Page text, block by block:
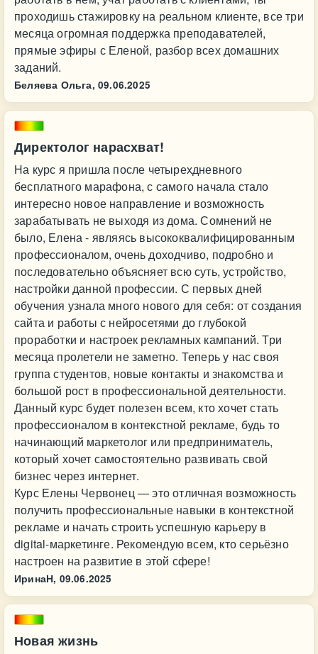
проходишь стажировку на реальном клиенте, все три
месяца огромная поддержка преподавателей,
прямые эфиры с Еленой, разбор всех домашних
заданий.
Беляева Ольга, 09.06.2025
Директолог нарасхват!
На курс я пришла после четырехдневного
бесплатного марафона, с самого начала стало
интересно новое направление и возможность
зарабатывать не выходя из дома. Сомнений не
было, Елена - являясь высококвалифицированным
профессионалом, очень доходчиво, подробно и
последовательно объясняет всю суть, устройство,
настройки данной профессии. С первых дней
обучения узнала много нового для себя: от создания
сайта и работы с нейросетями до глубокой
проработки и настроек рекламных кампаний. Три
месяца пролетели не заметно. Теперь у нас своя
группа студентов, новые контакты и знакомства и
большой рост в профессиональной деятельности.
Данный курс будет полезен всем, кто хочет стать
профессионалом в контекстной рекламе, будь то
начинающий маркетолог или предприниматель,
который хочет самостоятельно развивать свой
бизнес через интернет.
Курс Елены Червонец — это отличная возможность
получить профессиональные навыки в контекстной
рекламе и начать строить успешную карьеру в
digital-маркетинге. Рекомендую всем, кто серьёзно
настроен на развитие в этой сфере!
ИринаН, 09.06.2025
Новая жизнь